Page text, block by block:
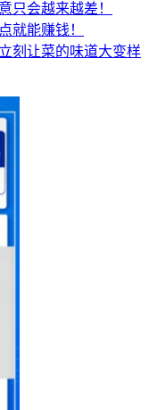
只会越来越差！
就能赚钱！
刻让菜的味道大变样